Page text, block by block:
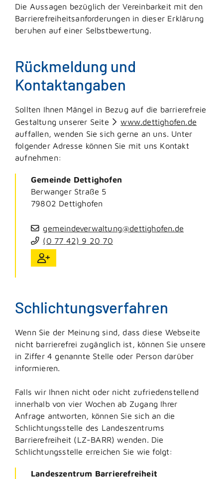
Die Aussagen bezüglich der Vereinbarkeit mit den
Barrierefreiheitsanforderungen in dieser Erklärung
beruhen auf einer Selbstbewertung.
Rückmeldung und
Kontaktangaben
Sollten Ihnen Mängel in Bezug auf die barrierefreie
Gestaltung unserer Seite
www.dettighofen.de
auffallen, wenden Sie sich gerne an uns. Unter
folgender Adresse können Sie mit uns Kontakt
aufnehmen:
Gemeinde Dettighofen
Berwanger Straße 5
79802 Dettighofen
gemeindeverwaltung@dettighofen.de
(0 77 42) 9 20 70
Schlichtungsverfahren
Wenn Sie der Meinung sind, dass diese Webseite
nicht barrierefrei zugänglich ist, können Sie unsere
in Ziffer 4 genannte Stelle oder Person darüber
informieren.
Falls wir Ihnen nicht oder nicht zufriedenstellend
innerhalb von vier Wochen ab Zugang Ihrer
Anfrage antworten, können Sie sich an die
Schlichtungsstelle des Landeszentrums
Barrierefreiheit (LZ-BARR) wenden. Die
Schlichtungsstelle erreichen Sie wie folgt:
Landeszentrum Barrierefreiheit